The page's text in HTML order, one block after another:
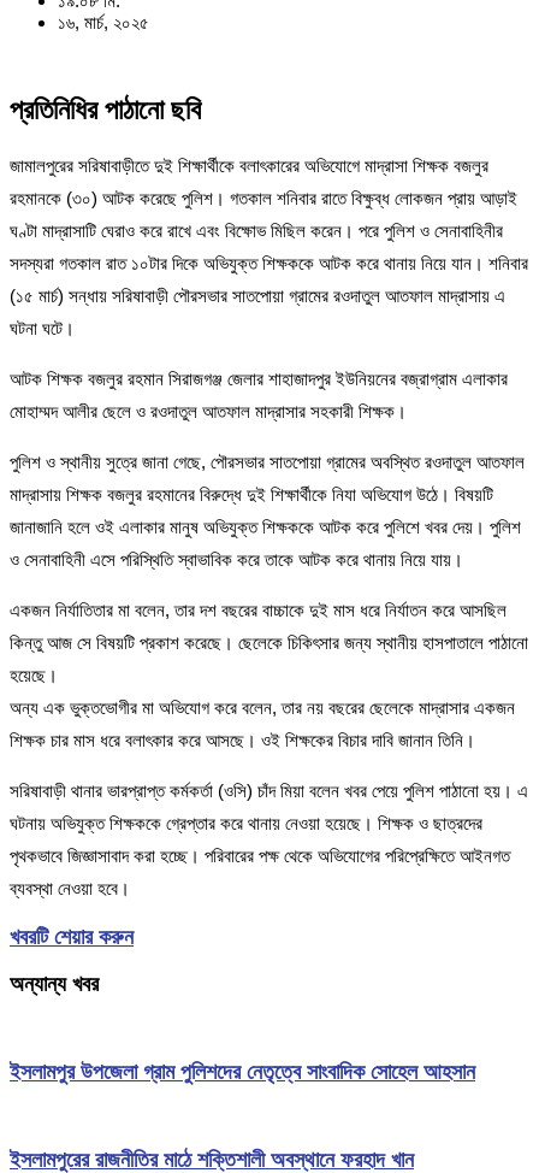
১৬, মার্চ, ২০২৫
প্রতিনিধির পাঠানো ছবি
জামালপুরের সরিষাবাড়ীতে দুই শিক্ষার্থীকে বলাৎকারের অভিযোগে মাদ্রাসা শিক্ষক বজলুর
রহমানকে (৩০) আটক করেছে পুলিশ। গতকাল শনিবার রাতে বিক্ষুব্ধ লোকজন প্রায় আড়াই
ঘণ্টা মাদ্রাসাটি ঘেরাও করে রাখে এবং বিক্ষোভ মিছিল করেন। পরে পুলিশ ও সেনাবাহিনীর
সদস্যরা গতকাল রাত ১০টার দিকে অভিযুক্ত শিক্ষককে আটক করে থানায় নিয়ে যান। শনিবার
(১৫ মার্চ) সন্ধায় সরিষাবাড়ী পৌরসভার সাতপোয়া গ্রামের রওদাতুল আতফাল মাদ্রাসায় এ
ঘটনা ঘটে।
আটক শিক্ষক বজলুর রহমান সিরাজগঞ্জ জেলার শাহাজাদপুর ইউনিয়নের বজ্রাগ্রাম এলাকার
মোহাম্মদ আলীর ছেলে ও রওদাতুল আতফাল মাদ্রাসার সহকারী শিক্ষক।
পুলিশ ও স্থানীয় সুত্রে জানা গেছে, পৌরসভার সাতপোয়া গ্রামের অবস্থিত রওদাতুল আতফাল
মাদ্রাসায় শিক্ষক বজলুর রহমানের বিরুদ্ধে দুই শিক্ষার্থীকে নিযা অভিযোগ উঠে। বিষয়টি
জানাজানি হলে ওই এলাকার মানুষ অভিযুক্ত শিক্ষককে আটক করে পুলিশে খবর দেয়। পুলিশ
ও সেনাবাহিনী এসে পরিস্থিতি স্বাভাবিক করে তাকে আটক করে থানায় নিয়ে যায়।
একজন নির্যাতিতার মা বলেন, তার দশ বছরের বাচ্চাকে দুই মাস ধরে নির্যাতন করে আসছিল
কিন্তু আজ সে বিষয়টি প্রকাশ করেছে। ছেলেকে চিকিৎসার জন্য স্থানীয় হাসপাতালে পাঠানো
হয়েছে।
অন্য এক ভুক্তভোগীর মা অভিযোগ করে বলেন, তার নয় বছরের ছেলেকে মাদ্রাসার একজন
শিক্ষক চার মাস ধরে বলাৎকার করে আসছে। ওই শিক্ষকের বিচার দাবি জানান তিনি।
সরিষাবাড়ী থানার ভারপ্রাপ্ত কর্মকর্তা (ওসি) চাঁদ মিয়া বলেন খবর পেয়ে পুলিশ পাঠানো হয়। এ
ঘটনায় অভিযুক্ত শিক্ষককে গ্রেপ্তার করে থানায় নেওয়া হয়েছে। শিক্ষক ও ছাত্রদের
পৃথকভাবে জিজ্ঞাসাবাদ করা হচ্ছে। পরিবারের পক্ষ থেকে অভিযোগের পরিপ্রেক্ষিতে আইনগত
ব্যবস্থা নেওয়া হবে।
খবরটি শেয়ার করুন
অন্যান্য খবর
ইসলামপুর উপজেলা গ্রাম পুলিশদের নেতৃত্বে সাংবাদিক সোহেল আহসান
ইসলামপুরের রাজনীতির মাঠে শক্তিশালী অবস্থানে ফরহাদ খান